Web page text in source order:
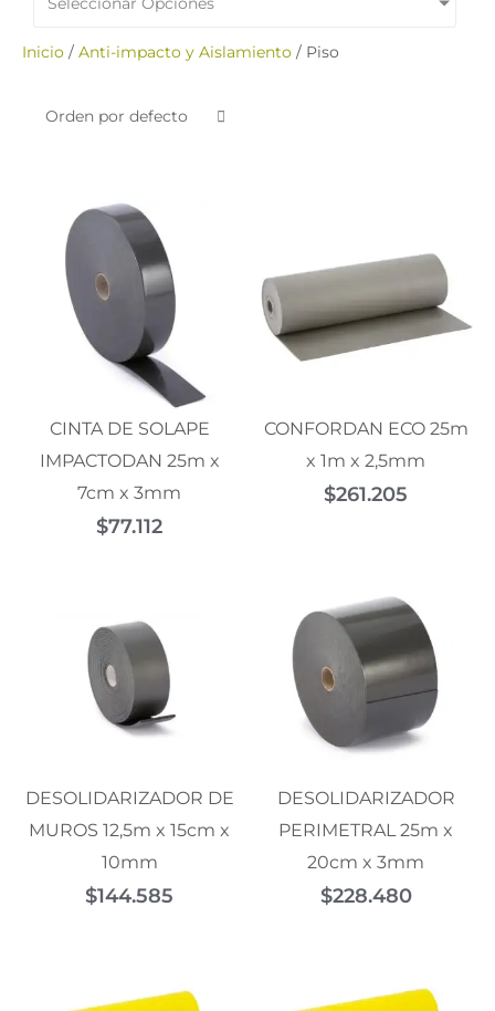
Inicio / Anti-impacto y Aislamiento / Piso
CINTA DE SOLAPE
IMPACTODAN 25m x
7cm x 3mm
$77.112
CONFORDAN ECO 25m
x 1m x 2,5mm
$261.205
DESOLIDARIZADOR DE
MUROS 12,5m x 15cm x
10mm
$144.585
DESOLIDARIZADOR
PERIMETRAL 25m x
20cm x 3mm
$228.480